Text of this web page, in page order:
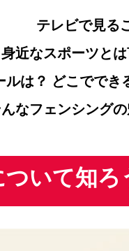
テレビで見る
身近なスポーツとは
ルは？ どこででき
なフェンシング
いて知ろ